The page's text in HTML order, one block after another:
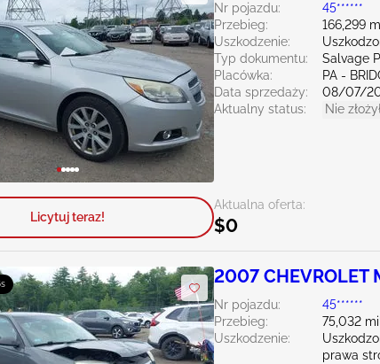
Nr pojazdu:
45******
Przebieg:
166,299
Uszkodzenie:
Typ dokumentu:
Salvage
Placówka:
PA -
Data sprzedaży:
08/07/
Aktualny status:
Nie
Aktualna oferta:
$0
Licytuj teraz!
2007 CHEVROLET
Nr pojazdu:
45******
Przebieg:
75,032
Uszkodzenie:
prawa